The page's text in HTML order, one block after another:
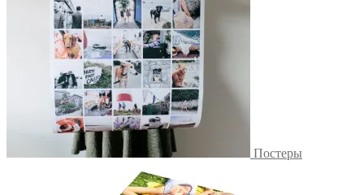
Постеры